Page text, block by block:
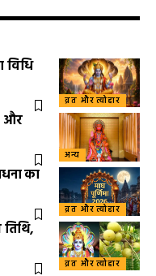
व्रत और त्योहार
विधि
अन्य
और
व्रत और त्योहार
का
व्रत और त्योहार